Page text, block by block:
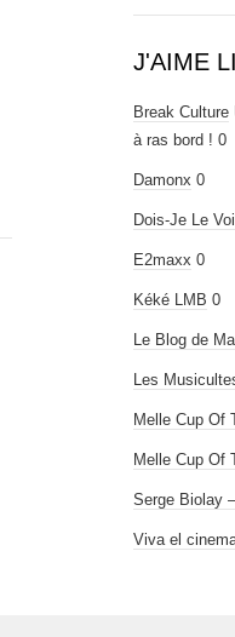
J'AIME
Break Culture
à ras bord ! 0
Damonx 0
Dois-Je Le
E2maxx 0
Kéké LMB 0
Le Blog de
Les
Melle Cup Of
Melle Cup Of
Serge Biolay
Viva el